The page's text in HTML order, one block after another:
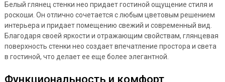
Белый глянец стенки нео придает гостиной ощущение стиля и
роскоши. Он отлично сочетается с любым цветовым решением
интерьера и придает помещению свежий и современный вид.
Благодаря своей яркости и отражающим свойствам, глянцевая
поверхность стенки нео создает впечатление простора и света
в гостиной, что делает ее еще более элегантной.
Функциональность и комфорт